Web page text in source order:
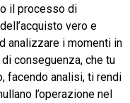
il processo di
vero e
analizzare i momenti in
conseguenza, che tu
facendo analisi, ti rendi
l’operazione nel